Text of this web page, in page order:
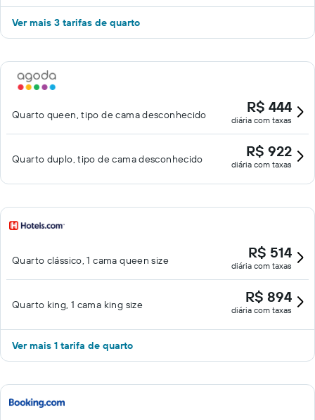
Ver mais 3 tarifas de quarto
Quarto queen, tipo de cama desconhecido R$ 444
diária com taxas
Quarto duplo, tipo de cama desconhecido R$ 922
diária com taxas
Quarto clássico, 1 cama queen size R$ 514
diária com taxas
Quarto king, 1 cama king size R$ 894
diária com taxas
Ver mais 1 tarifa de quarto